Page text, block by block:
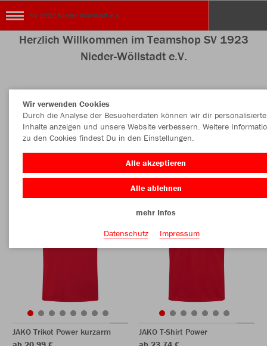
SV 1923 Nieder-Wöllstadt e.V.
Herzlich Willkommen im Teamshop SV 1923
Nieder-Wöllstadt e.V.
Nachhaltig Farbe
JAKO Trikot Power kurzarm
JAKO T-Shirt Power
Wir verwenden Cookies
Durch die Analyse der Besucherdaten können wir dir personalisierte
Inhalte anzeigen und unsere Website verbessern. Weitere
zu den Cookies findest Du in den Einstellungen.
Alle akzeptieren
Alle ablehnen
mehr Infos
Datenschutz
Impressum